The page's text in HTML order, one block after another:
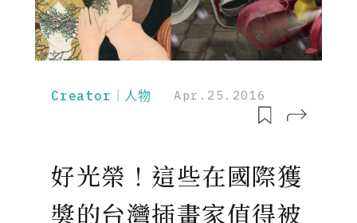
Creator｜人物 Apr.25.2016
好光榮！這些在國際獲
獎的台灣插畫家值得被